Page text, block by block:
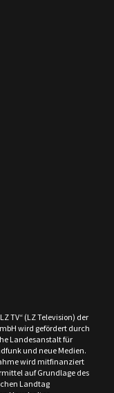
TV“ (LZ Television) der
wird gefördert durch
Landesanstalt für
und neue Medien.
wird mitfinanziert
auf Grundlage des
Landtag